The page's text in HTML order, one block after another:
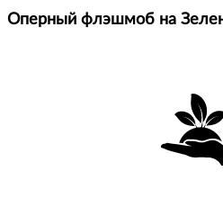
Оперный флэшмоб на